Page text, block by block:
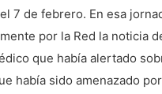
7 de febrero. En esa
por la Red la noticia
que había alertado
había sido amenazado